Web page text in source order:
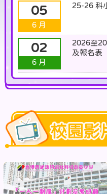
05
6 月
25-26 科
02
6 月
2026至
及報名表